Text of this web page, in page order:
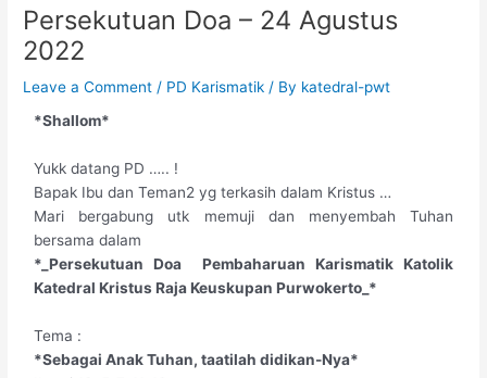
Persekutuan Doa – 24 Agustus
2022
Leave a Comment / PD Karismatik / By katedral-pwt
*Shallom*
Yukk datang PD ….. !
Bapak Ibu dan Teman2 yg terkasih dalam Kristus …
Mari bergabung utk memuji dan menyembah Tuhan
bersama dalam
*_Persekutuan Doa Pembaharuan Karismatik Katolik
Katedral Kristus Raja Keuskupan Purwokerto_*
Tema :
*Sebagai Anak Tuhan, taatilah didikan-Nya*